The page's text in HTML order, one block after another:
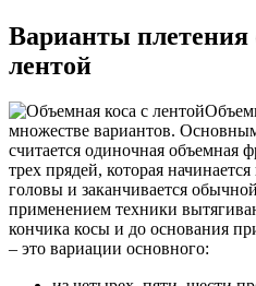
Варианты плетения
лентой
множестве вариантов.
считается одиночная объемная
трех прядей, которая
головы и заканчивается
применением техники
кончика косы и до основания
– это вариации основного: